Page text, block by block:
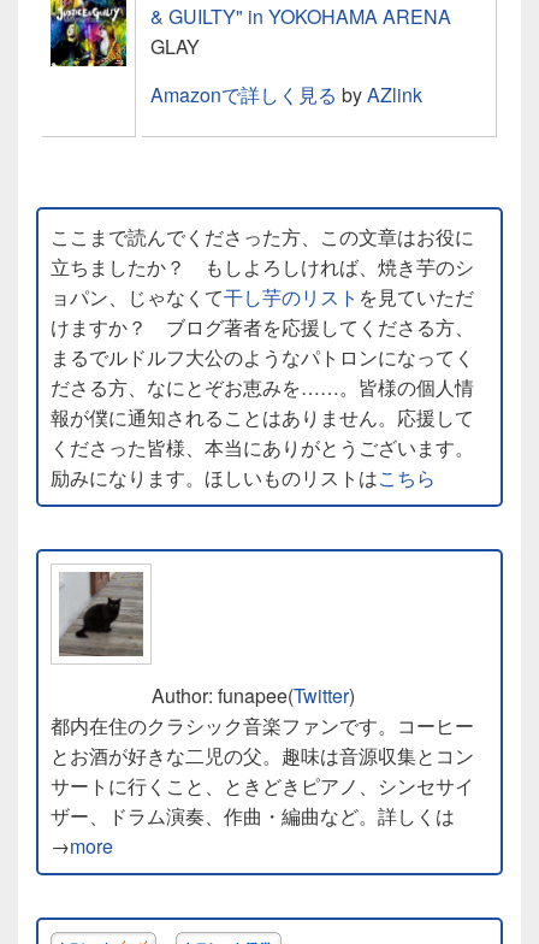
& GUILTY" in YOKOHAMA ARENA
GLAY
Amazonで詳しく見る byAZlink
ここまで読んでくださった方、この文章はお役に
立ちましたか？ もしよろしければ、焼き芋のシ
ョパン、じゃなくて干し芋のリスト を見ていただ
けますか？ ブログ著者を応援してくださる方、
まるでルドルフ大公のようなパトロンになってく
ださる方、なにとぞお恵みを……。皆様の個人情
報が僕に通知されることはありません。応援して
くださった皆様、本当にありがとうございます。
励みになります。ほしいものリストはこちら
Author: funapee(Twitter)
都内在住のクラシック音楽ファンです。コーヒー
とお酒が好きな二児の父。趣味は音源収集とコン
サートに行くこと、ときどきピアノ、シンセサイ
ザー、ドラム演奏、作曲・編曲など。詳しくは
→more